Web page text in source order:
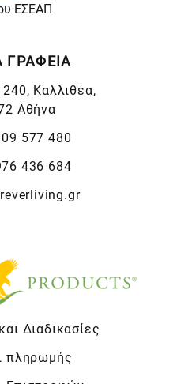
ΕΣΕΑΠ
ΓΡΑΦΕΙΑ
Καλλιθέα,
Αθήνα
577 480
436 684
Διαδικασίες
πληρωμής